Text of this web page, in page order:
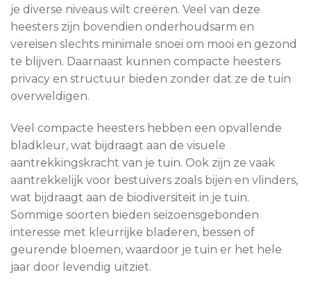
je diverse niveaus wilt creëren. Veel van deze
heesters zijn bovendien onderhoudsarm en
vereisen slechts minimale snoei om mooi en gezond
te blijven. Daarnaast kunnen compacte heesters
privacy en structuur bieden zonder dat ze de tuin
overweldigen.
Veel compacte heesters hebben een opvallende
bladkleur, wat bijdraagt aan de visuele
aantrekkingskracht van je tuin. Ook zijn ze vaak
aantrekkelijk voor bestuivers zoals bijen en vlinders,
wat bijdraagt aan de biodiversiteit in je tuin.
Sommige soorten bieden seizoensgebonden
interesse met kleurrijke bladeren, bessen of
geurende bloemen, waardoor je tuin er het hele
jaar door levendig uitziet.